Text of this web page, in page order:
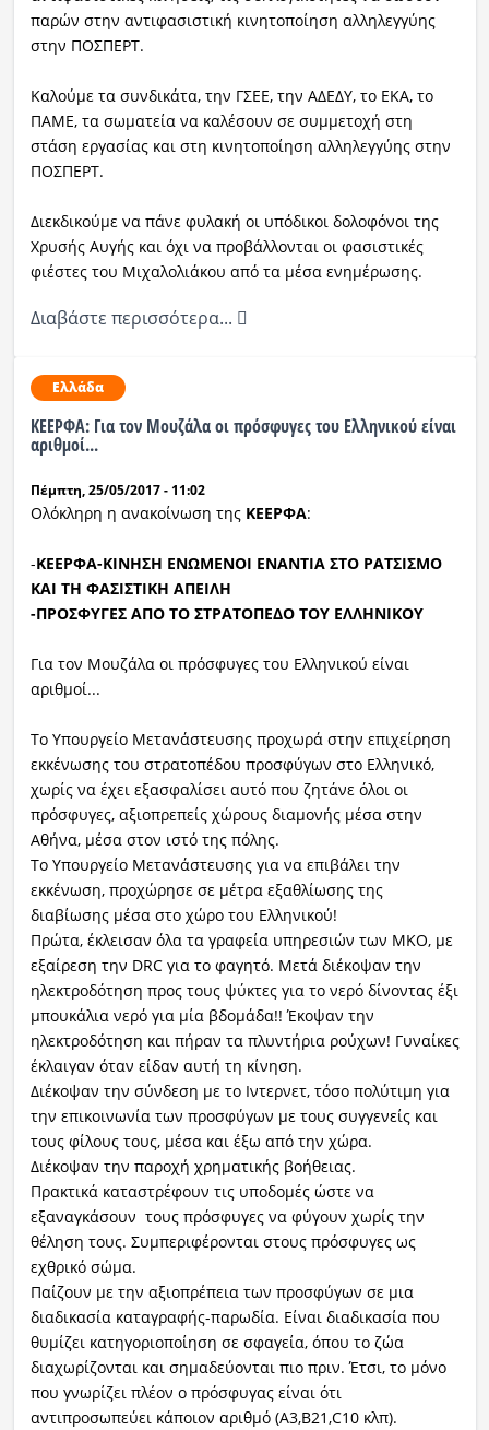
παρών στην αντιφασιστική κινητοποίηση αλληλεγγύης
στην ΠΟΣΠΕΡΤ.
Καλούμε τα συνδικάτα, την ΓΣΕΕ, την ΑΔΕΔΥ, το ΕΚΑ, το
ΠΑΜΕ, τα σωματεία να καλέσουν σε συμμετοχή στη
στάση εργασίας και στη κινητοποίηση αλληλεγγύης στην
ΠΟΣΠΕΡΤ.
Διεκδικούμε να πάνε φυλακή οι υπόδικοι δολοφόνοι της
Χρυσής Αυγής και όχι να προβάλλονται οι φασιστικές
φιέστες του Μιχαλολιάκου από τα μέσα ενημέρωσης.
Διαβάστε περισσότερα...
Ελλάδα
ΚΕΕΡΦΑ: Για τον Μουζάλα οι πρόσφυγες του Ελληνικού είναι
αριθμοί...
Πέμπτη, 25/05/2017 - 11:02
Ολόκληρη η ανακοίνωση της ΚΕΕΡΦΑ:
-ΚΕΕΡΦΑ-ΚΙΝΗΣΗ ΕΝΩΜΕΝΟΙ ΕΝΑΝΤΙΑ ΣΤΟ ΡΑΤΣΙΣΜΟ
ΚΑΙ ΤΗ ΦΑΣΙΣΤΙΚΗ ΑΠΕΙΛΗ
-ΠΡΟΣΦΥΓΕΣ ΑΠΟ ΤΟ ΣΤΡΑΤΟΠΕΔΟ ΤΟΥ ΕΛΛΗΝΙΚΟΥ
Για τον Μουζάλα οι πρόσφυγες του Ελληνικού είναι
αριθμοί...
Το Υπουργείο Μετανάστευσης προχωρά στην επιχείρηση
εκκένωσης του στρατοπέδου προσφύγων στο Ελληνικό,
χωρίς να έχει εξασφαλίσει αυτό που ζητάνε όλοι οι
πρόσφυγες, αξιοπρεπείς χώρους διαμονής μέσα στην
Αθήνα, μέσα στον ιστό της πόλης.
Το Υπουργείο Μετανάστευσης για να επιβάλει την
εκκένωση, προχώρησε σε μέτρα εξαθλίωσης της
διαβίωσης μέσα στο χώρο του Ελληνικού!
Πρώτα, έκλεισαν όλα τα γραφεία υπηρεσιών των ΜΚΟ, με
εξαίρεση την DRC για το φαγητό. Μετά διέκοψαν την
ηλεκτροδότηση προς τους ψύκτες για το νερό δίνοντας έξι
μπουκάλια νερό για μία βδομάδα!! Έκοψαν την
ηλεκτροδότηση και πήραν τα πλυντήρια ρούχων! Γυναίκες
έκλαιγαν όταν είδαν αυτή τη κίνηση.
Διέκοψαν την σύνδεση με το Ιντερνετ, τόσο πολύτιμη για
την επικοινωνία των προσφύγων με τους συγγενείς και
τους φίλους τους, μέσα και έξω από την χώρα.
Διέκοψαν την παροχή χρηματικής βοήθειας.
Πρακτικά καταστρέφουν τις υποδομές ώστε να
εξαναγκάσουν τους πρόσφυγες να φύγουν χωρίς την
θέληση τους. Συμπεριφέρονται στους πρόσφυγες ως
εχθρικό σώμα.
Παίζουν με την αξιοπρέπεια των προσφύγων σε μια
διαδικασία καταγραφής-παρωδία. Είναι διαδικασία που
θυμίζει κατηγοριοποίηση σε σφαγεία, όπου το ζώα
διαχωρίζονται και σημαδεύονται πιο πριν. Έτσι, το μόνο
που γνωρίζει πλέον ο πρόσφυγας είναι ότι
αντιπροσωπεύει κάποιον αριθμό (Α3,Β21,C10 κλπ).